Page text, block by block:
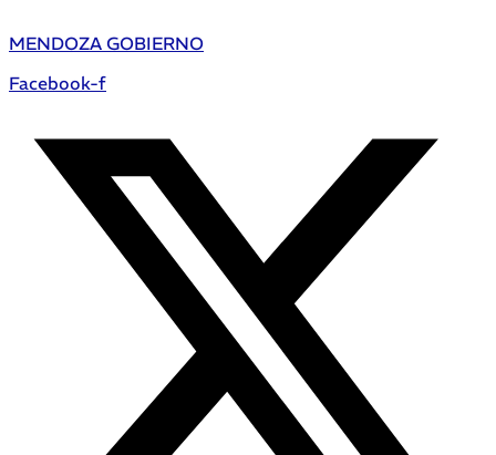
MENDOZA GOBIERNO
Facebook-f